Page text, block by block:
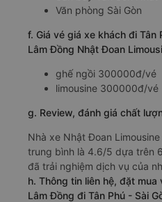
Văn phòng Sài Gòn
f. Giá vé giá xe khách đi Tân
Lâm Đồng Nhật Đoan
ghế ngồi 300000đ/vé
limousine 300000đ/vé
g. Review, đánh giá chất
Nhà xe Nhật Đoan
trung bình là 4.6/5 dựa trên
đã trải nghiệm dịch vụ của
h. Thông tin liên hệ, đặt
Lâm Đồng đi Tân Phú - Sài